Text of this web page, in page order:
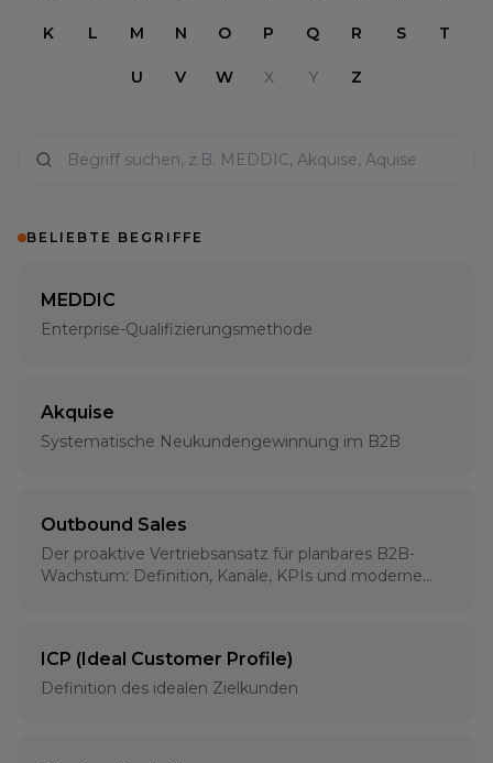
K L M N O P Q R S T
U V W X Y Z
BELIEBTE BEGRIFFE
MEDDIC
Enterprise-Qualifizierungsmethode
Akquise
Systematische Neukundengewinnung im B2B
Outbound Sales
Der proaktive Vertriebsansatz für planbares B2B-
Wachstum: Definition, Kanäle, KPIs und moderne
ICP (Ideal Customer Profile)
Definition des idealen Zielkunden